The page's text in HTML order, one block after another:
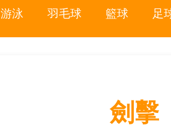
游泳 羽毛球 籃球 足
劍擊